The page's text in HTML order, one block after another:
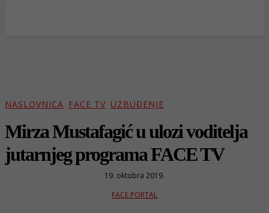
NASLOVNICA FACE TV UZBUĐENJE
Mirza Mustafagić u ulozi voditelja
jutarnjeg programa FACE TV
19. oktobra 2019.
FACE PORTAL